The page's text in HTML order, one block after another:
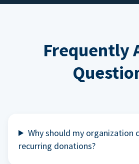
Frequently
Why should my organization
recurring donations?